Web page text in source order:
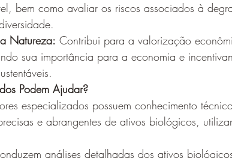
bem como avaliar os riscos associados à
Natureza: Contribui para a valorização
sua importância para a economia e
Podem Ajudar?
especializados possuem conhecimento
e abrangentes de ativos biológicos,
análises detalhadas dos ativos